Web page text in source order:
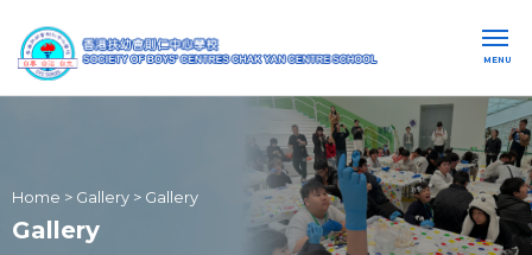
MENU
Home > Gallery > Gallery
Gallery